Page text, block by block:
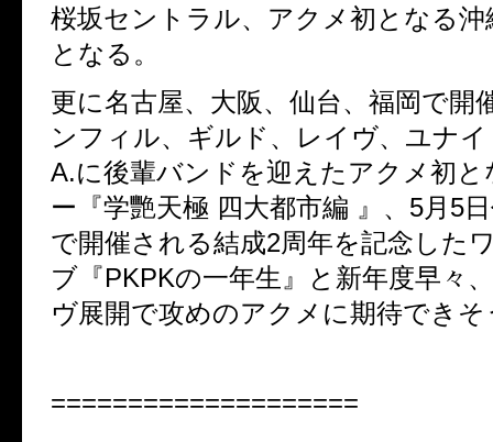
桜坂セントラル、アクメ初となる
となる。
更に名古屋、大阪、仙台、福岡で開
ンフィル、ギルド、レイヴ、ユナ
A.に後輩バンドを迎えたアクメ初
ー『学艷天極 四大都市編 』、 5月 5
で開催される結成2周年を記念した
ブ『PKPKの一年生』と新年度早々
ヴ展開で攻めのアクメに期待できそ
====================